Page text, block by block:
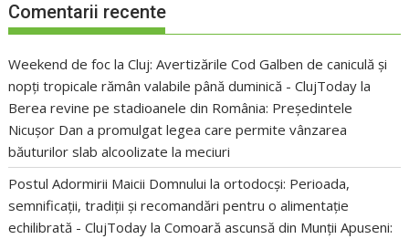
Comentarii recente
Weekend de foc la Cluj: Avertizările Cod Galben de caniculă și
nopți tropicale rămân valabile până duminică - ClujToday la
Berea revine pe stadioanele din România: Președintele
Nicușor Dan a promulgat legea care permite vânzarea
băuturilor slab alcoolizate la meciuri
Postul Adormirii Maicii Domnului la ortodocși: Perioada,
semnificații, tradiții și recomandări pentru o alimentație
echilibrată - ClujToday laComoară ascunsă din Munții Apuseni: